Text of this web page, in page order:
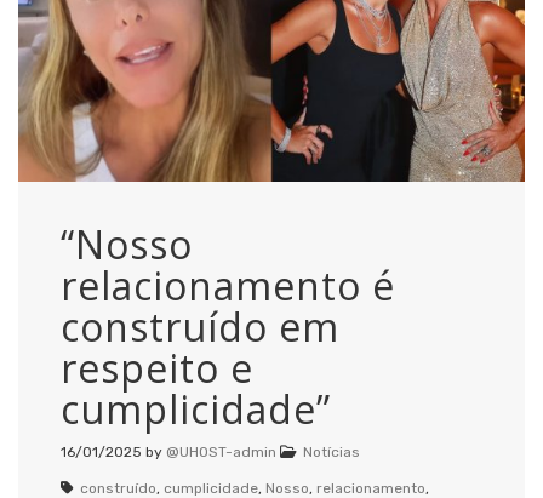
“Nosso
relacionamento é
construído em
respeito e
cumplicidade”
16/01/2025 by @UHOST-admin Notícias
construído, cumplicidade, Nosso, relacionamento,